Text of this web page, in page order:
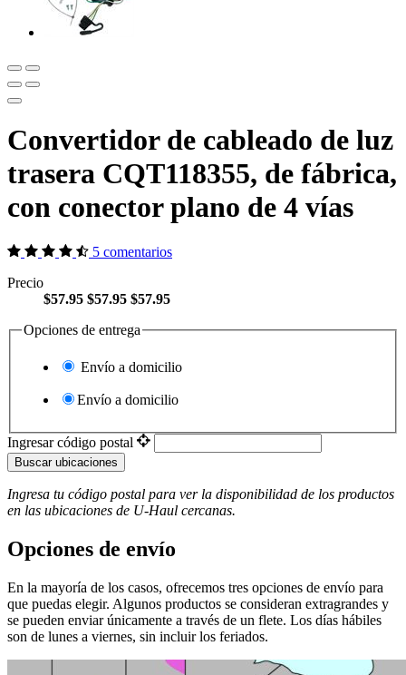
Convertidor de cableado de luz
trasera CQT118355, de fábrica,
con conector plano de 4 vías
5 comentarios
Precio
$57.95 $57.95 $57.95
Opciones de entrega
Envío a domicilio
Envío a domicilio
Ingresar código postal
Buscar ubicaciones
Ingresa tu código postal para ver la disponibilidad de los productos
en las ubicaciones de U-Haul ​​​​​​​ cercanas.
Opciones de envío
En la mayoría de los casos, ofrecemos tres opciones de envío para
que puedas elegir. Algunos productos se consideran extragrandes y
se pueden enviar únicamente a través de un flete. Los días hábiles
son de lunes a viernes, sin incluir los feriados.